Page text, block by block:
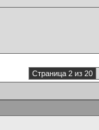
Страница 2 из 20